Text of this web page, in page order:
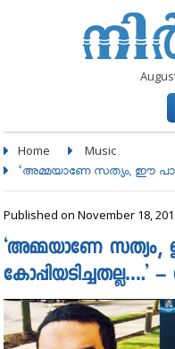
Home Music
‘അമ്മയാണേ സത്യം, ഈ
Published on November 18,
‘അമ്മയാണേ സത്യം,
കോപ്പിയടിച്ചതല്ല….’